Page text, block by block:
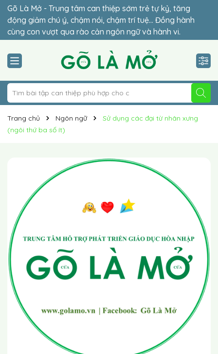
Gõ Là Mở - Trung tâm can thiệp sớm trẻ tự kỷ, tăng
động giảm chú ý, chậm nói, chậm trí tuệ… Đồng hành
cùng con vượt qua rào cản ngôn ngữ và hành vi.
Đừng để lỡ thời điểm vàng (2-6 tuổi) – giai đoạn quyết
định sự hòa nhập của con. Lộ trình cá nhân hóa 1-1 phù
hợp giúp trẻ hòa nhập vững chắc.
Trang chủ Ngôn ngữ
Sử dụng các đại từ nhân xưng
(ngôi thứ ba số ít)